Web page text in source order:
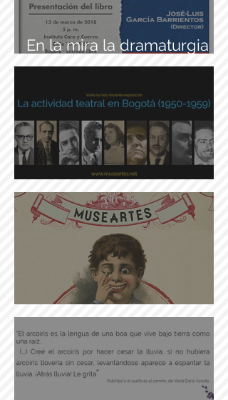
En la mira la dramaturgia
Las tablas bogotanas
Museartes en la red